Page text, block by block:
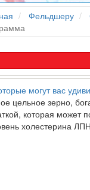
Фельдшеру
на
что многие
и быстро исчезают
на...
могут вас
цельное зерно,
которая может
холестерина